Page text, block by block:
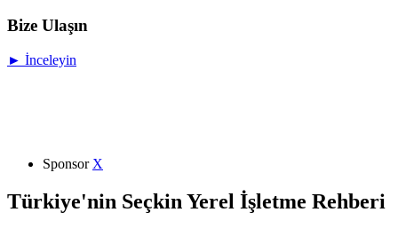
Bize Ulaşın
► İnceleyin
Sponsor X
Türkiye'nin Seçkin Yerel İşletme Rehberi